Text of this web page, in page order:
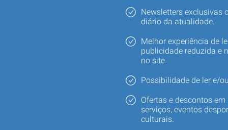
Newsletters exclusivas
diário da atualidade.
Melhor experiência de
publicidade reduzida e
no site.
Possibilidade de ler e/
Ofertas e descontos
serviços, eventos
culturais.